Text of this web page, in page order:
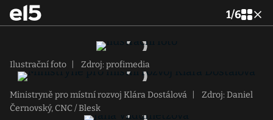
1/6
Ilustrační foto Zdroj: profimedia
Ministryně pro místní rozvoj Klára Dostálová
Zdroj: Daniel
Černovský, CNC / Blesk